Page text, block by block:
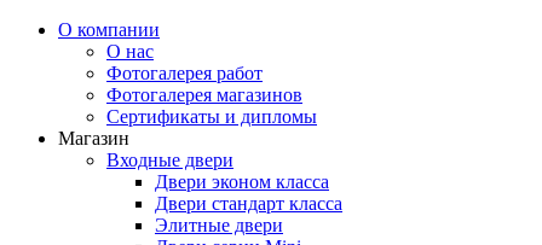
О компании
О нас
Фотогалерея работ
Фотогалерея магазинов
Сертификаты и дипломы
Магазин
Входные двери
Двери эконом класса
Двери стандарт класса
Элитные двери